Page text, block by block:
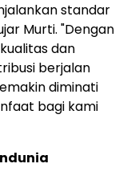
standar
Murti. "Dengan
dan
berjalan
diminati
bagi kami